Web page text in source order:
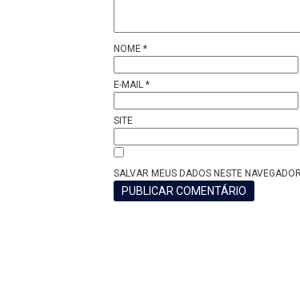
NOME *
E-MAIL *
SITE
SALVAR MEUS DADOS NESTE